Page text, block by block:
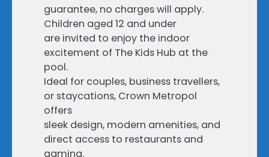
guarantee, no charges will apply.
Children aged 12 and under
are invited to enjoy the indoor
excitement of The Kids Hub at the
pool.
Ideal for couples, business travellers,
or staycations, Crown Metropol
offers
sleek design, modern amenities, and
direct access to restaurants and
gaming.